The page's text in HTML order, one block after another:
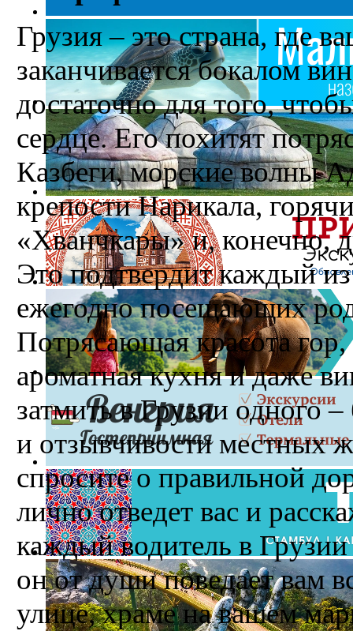
Грузия – это страна, где
заканчивается бокалом
достаточно для того,
сердце. Его похитят
Казбеги, морские волны
крепости Нарикала,
«Хванчкары» и, конечно,
Это подтвердит каждый
ежегодно посещающих
Потрясающая красота
ароматная кухня и даже
затмить в Грузии одного
и отзывчивости местных
спросите о правильной
лично отведет вас и
каждый водитель в Грузии
он от души поведает вам
улице, храме на вашем